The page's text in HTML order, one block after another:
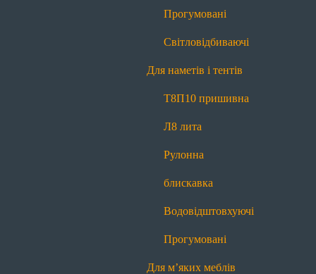
Прогумовані
Світловідбиваючі
Для наметів і тентів
Т8П10 пришивна
Л8 лита
Рулонна
блискавка
Водовідштовхуючі
Прогумовані
Для м’яких меблів
П5 пришивна П7 пришивна
Л7 лита Л8 лита
Рулонна блискавка Водовідштовхуючі
Світловідбиваючі
П10 пришивна
Рулонна блискавка
Т6 реверсна П5 пришивна